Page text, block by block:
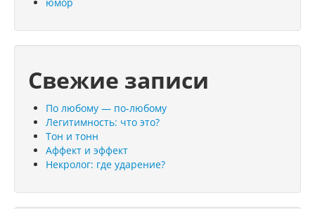
юмор
Свежие записи
По любому — по-любому
Легитимность: что это?
Тон и тонн
Аффект и эффект
Некролог: где ударение?